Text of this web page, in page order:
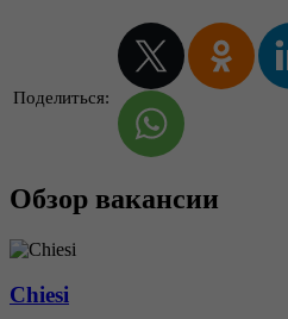
Поделиться:
Обзор вакансии
Chiesi